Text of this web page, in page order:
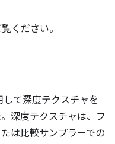
ください。
て深度テクスチャを
深度テクスチャは、フ
は比較サンプラーでの